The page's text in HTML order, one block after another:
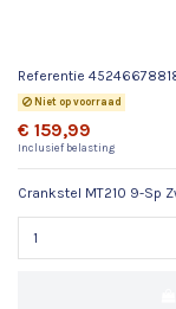
Referentie
Niet op voorraad
€ 159,99
Inclusief belasting
Crankstel MT210 9-Sp